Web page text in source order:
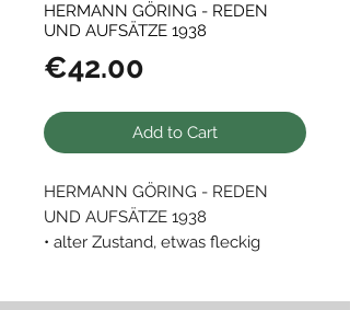
HERMANN GÖRING - REDEN
UND AUFSÄTZE 1938
€42.00
Add to Cart
HERMANN GÖRING - REDEN
UND AUFSÄTZE 1938
• alter Zustand, etwas fleckig